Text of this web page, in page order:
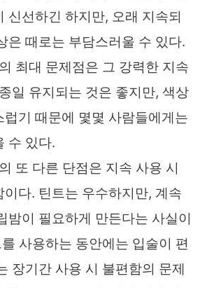
신선하긴 하지만, 오래 지속되
은 때로는 부담스러울 수 있다.
최대 문제점은 그 강력한 지속
일 유지되는 것은 좋지만, 색상
럽기 때문에 몇몇 사람들에게는
수 있다.
또 다른 단점은 지속 사용 시
이다. 틴트는 우수하지만, 계속
밤이 필요하게 만든다는 사실이
사용하는 동안에는 입술이 편
장기간 사용 시 불편함의 문제